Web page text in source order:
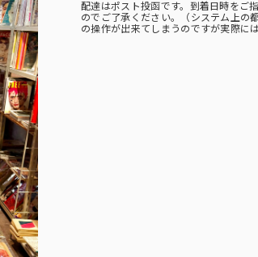
配達はポスト投函です。到着日時をご
のでご了承ください。（システム上の
の操作が出来てしまうのですが実際に